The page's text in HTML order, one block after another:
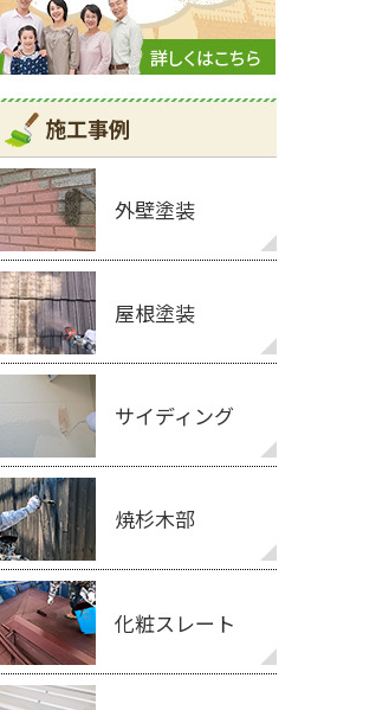
施工事例
外壁塗装
屋根塗装
サイディング
焼杉木部
化粧スレート